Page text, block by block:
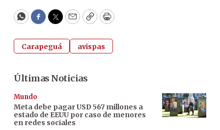
WhatsApp
Facebook
Twitter
EmailCopyPrint
Carapeguá avispas
Últimas Noticias
Mundo
Meta debe pagar USD 567 millones a
estado de EEUU por caso de menores
en redes sociales